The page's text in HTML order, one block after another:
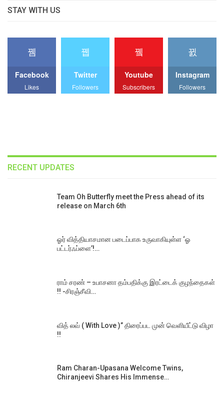
STAY WITH US
Facebook
Likes
Twitter
Followers
Youtube
Subscribers
Instagram
Followers
RECENT UPDATES
Team Oh Butterfly meet the Press ahead of its
release on March 6th
ஓர் வித்தியாசமான படைப்பாக உருவாகியுள்ள ‘ஓ
பட்டர்ஃப்ளை’!…
ராம் சரண் – உபாசனா தம்பதிக்கு இரட்டைக் குழந்தைகள்
!! -சிரஞ்சீவி…
வித் லவ் ( With Love )” திரைப்பட முன் வெளியீட்டு விழா
!!
Ram Charan-Upasana Welcome Twins,
Chiranjeevi Shares His Immense…